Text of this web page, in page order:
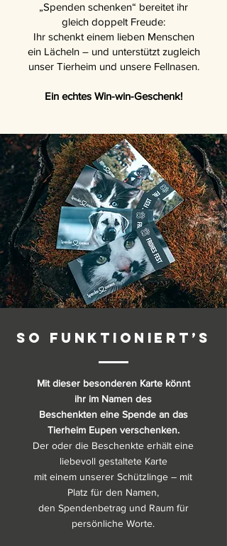
„Spenden schenken“ bereitet ihr
gleich doppelt Freude:
Ihr schenkt einem lieben Menschen
ein Lächeln – und unterstützt zugleich
unser Tierheim und unsere Fellnasen.
Ein echtes Win-win-Geschenk!
So funktioniert’s
Mit dieser besonderen Karte könnt
ihr im Namen des
Beschenkten eine Spende an das
Tierheim Eupen verschenken.
Der oder die Beschenkte erhält eine
liebevoll gestaltete Karte
mit einem unserer Schützlinge – mit
Platz für den Namen,
den Spendenbetrag und Raum für
persönliche Worte.